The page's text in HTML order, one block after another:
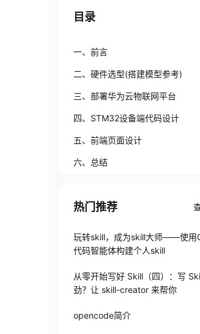
目录
一、前言
二、硬件选型(搭建模型参考)
三、部署华为云物联网平台
四、STM32设备端代码设计
五、前端页面设计
六、总结
热门推荐
玩转skill，成为skill大师——使用
代码智能体构建个人skill
从零开始写好 Skill（四）：写
劲？让 skill-creator 来帮你
opencode简介